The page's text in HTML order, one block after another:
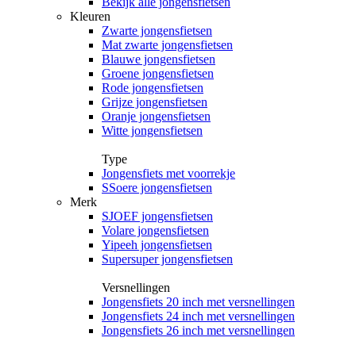
Kleuren
Zwarte jongensfietsen
Mat zwarte jongensfietsen
Blauwe jongensfietsen
Groene jongensfietsen
Rode jongensfietsen
Grijze jongensfietsen
Oranje jongensfietsen
Witte jongensfietsen
Type
Jongensfiets met voorrekje
SSoere jongensfietsen
Merk
SJOEF jongensfietsen
Volare jongensfietsen
Yipeeh jongensfietsen
Supersuper jongensfietsen
Versnellingen
Jongensfiets 20 inch met versnellingen
Jongensfiets 24 inch met versnellingen
Jongensfiets 26 inch met versnellingen